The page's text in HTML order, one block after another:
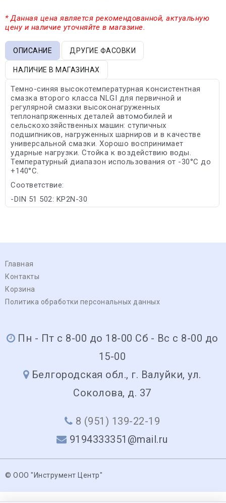
* Данная цена является рекомендованной, актуальную
цену и наличие уточняйте в магазине.
ОПИСАНИЕ ДРУГИЕ ФАСОВКИ
НАЛИЧИЕ В МАГАЗИНАХ
Темно-синяя высокотемпературная консистентная
смазка второго класса NLGI для первичной и
регулярной смазки высоконагруженных
теплонапряженных деталей автомобилей и
сельскохозяйственных машин: ступичных
подшипников, нагруженных шарниров и в качестве
универсальной смазки. Хорошо воспринимает
ударные нагрузки. Стойка к воздействию воды.
Температурный диапазон использования от -30°С до
+140°С.
Соответствие:
-DIN 51 502: KP2N-30
Главная
Контакты
Корзина
Политика обработки персональных данных
Пн - Пт с 8-00 до 18-00 Сб - Вс с 8-00 до
15-00
Белгородская обл., г. Валуйки, ул.
Соколова, д. 37
8 (951) 139-22-19
9194333351@mail.ru
© ООО "Инструмент Центр"